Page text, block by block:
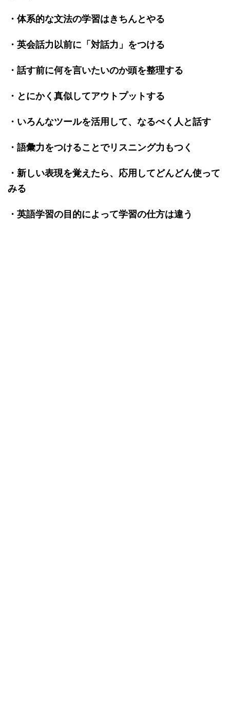
・体系的な文法の学習はきちんとやる
・英会話力以前に「対話力」をつける
・話す前に何を言いたいのか頭を整理する
・とにかく真似してアウトプットする
・いろんなツールを活用して、なるべく人と話す
・語彙力をつけることでリスニング力もつく
・新しい表現を覚えたら、応用してどんどん使って
みる
・英語学習の目的によって学習の仕方は違う